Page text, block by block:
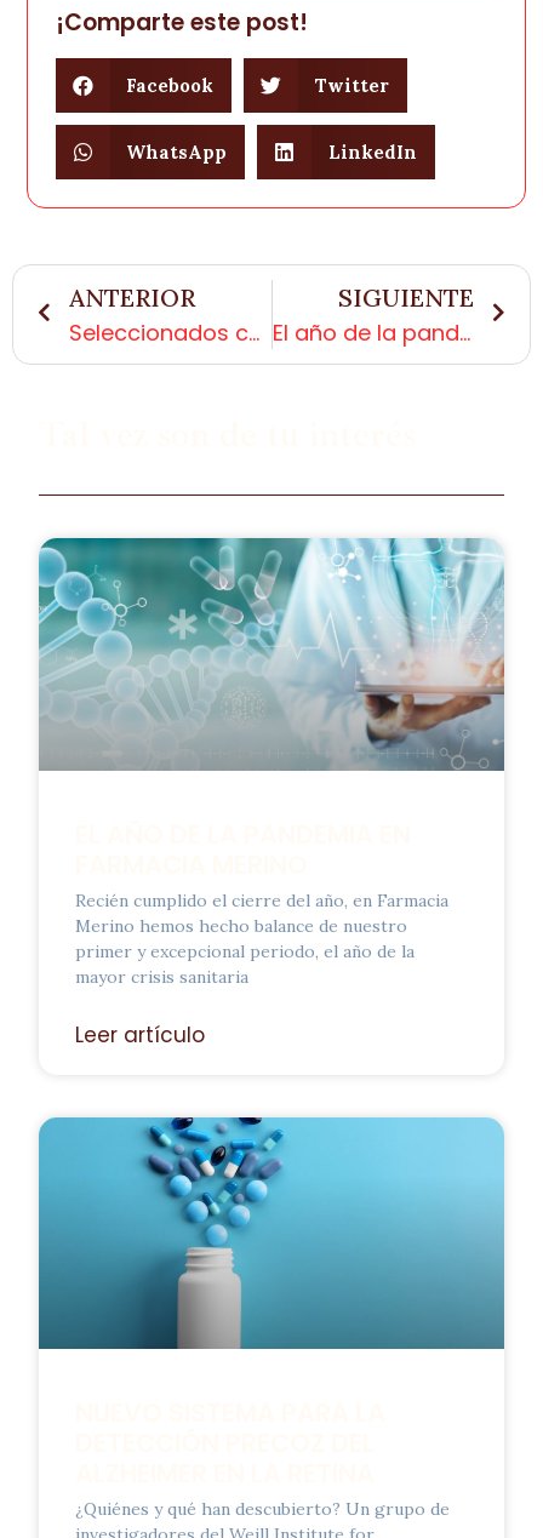
¡Comparte este post!
Facebook Twitter
WhatsApp LinkedIn
ANTERIOR
Seleccionados como espacio singular a visitar en los trayectos del Ave / Renfe
SIGUIENTE
El año de la pandemia en Farmacia Merino
Recién cumplido el cierre del año, en Farmacia
Merino hemos hecho balance de nuestro
primer y excepcional periodo, el año de la
mayor crisis sanitaria
Leer artículo
¿Quiénes y qué han descubierto? Un grupo de